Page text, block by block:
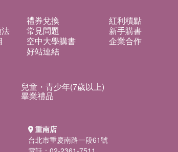
禮券兌換
紅利積點
常見問題
新手購書
空中大學購書
企業合作
好站連結
兒童・青少年(7歲以上)
畢業禮品
重南店
台北市重慶南路一段61號